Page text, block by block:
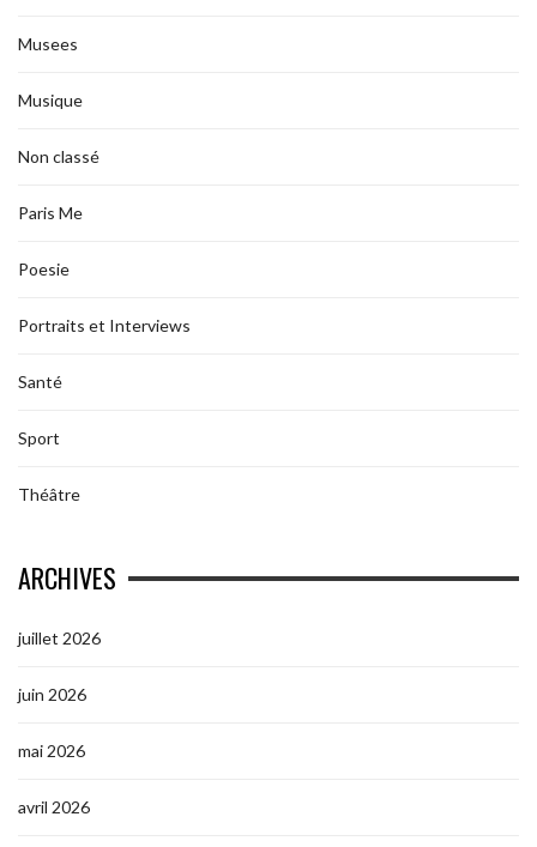
Musees
Musique
Non classé
Paris Me
Poesie
Portraits et Interviews
Santé
Sport
Théâtre
ARCHIVES
juillet 2026
juin 2026
mai 2026
avril 2026